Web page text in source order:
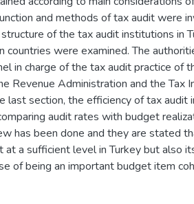
and methods of tax audit were
of the tax audit institutions in
countries were examined. The
in charge of the tax audit practice of
Revenue Administration and the Tax
last section, the efficiency of tax audit
audit rates with budget
has been done and they are stated
at a sufficient level in Turkey but also
of being an important budget item